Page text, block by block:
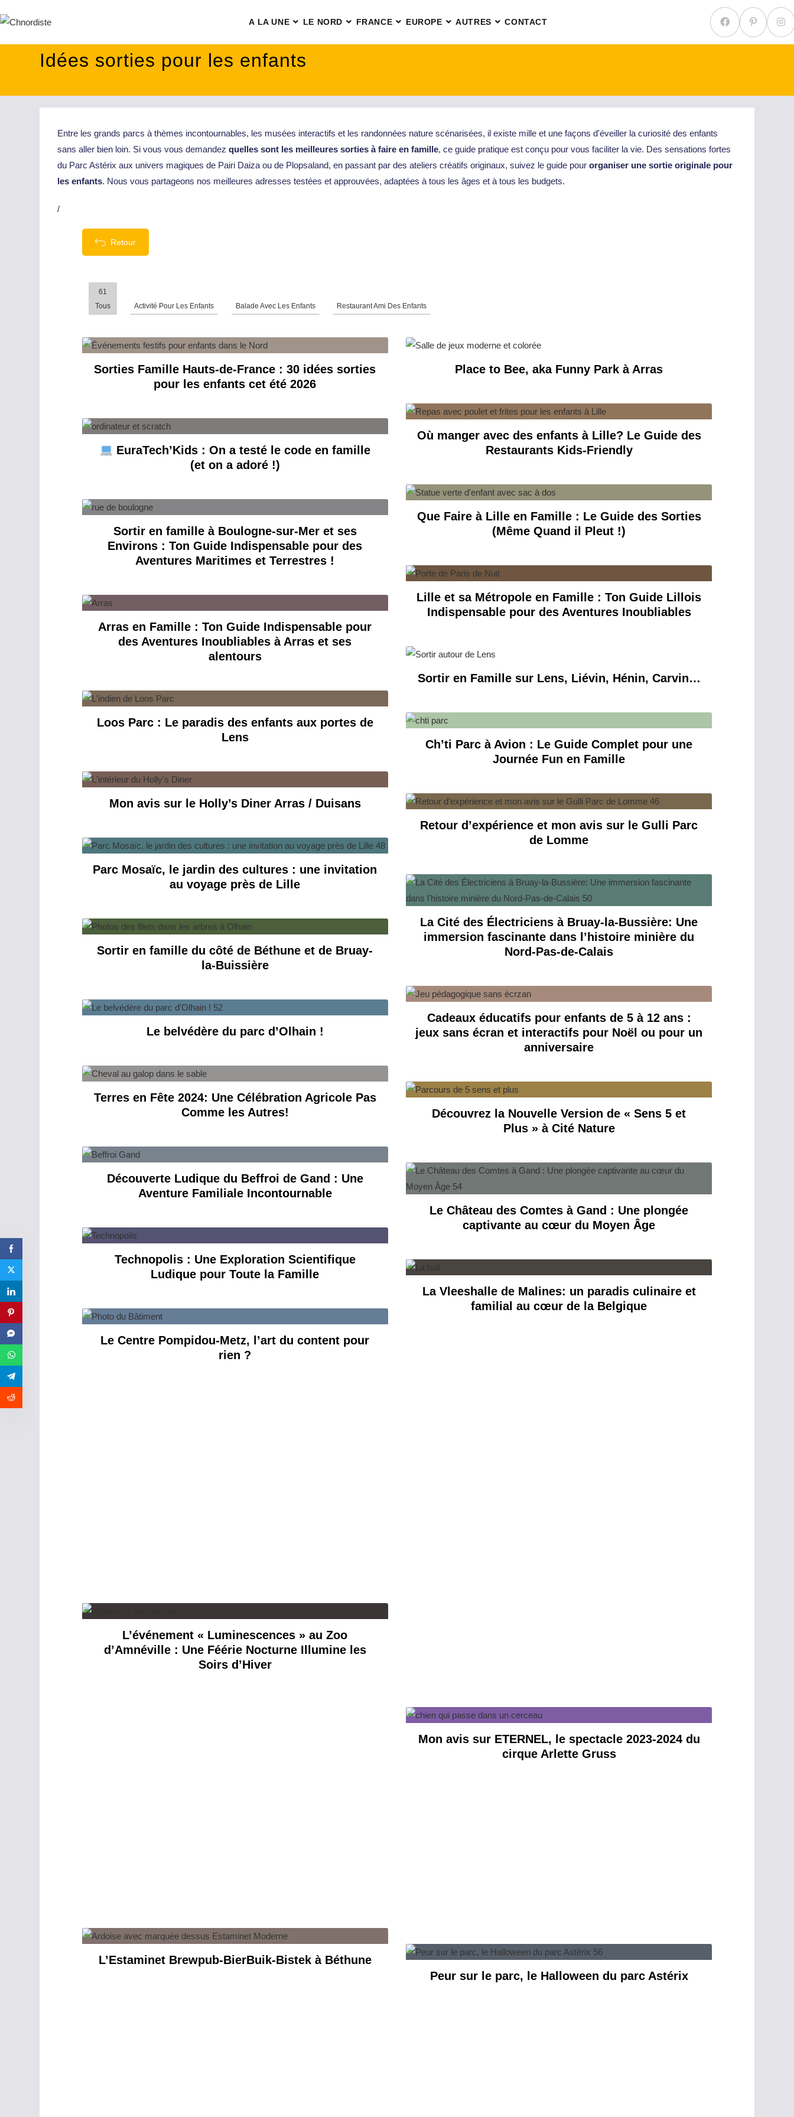
principal
A LA UNE LE NORD FRANCE EUROPE AUTRES CONTACT
Idées sorties pour les enfants
Entre les grands parcs à thèmes incontournables, les musées interactifs et les randonnées nature scénarisées, il existe mille et une façons d'éveiller la curiosité des enfants
sans aller bien loin. Si vous vous demandezquelles sont les meilleures sorties à faire en famille, ce guide pratique est conçu pour vous faciliter la vie. Des sensations fortes
du Parc Astérix aux univers magiques de Pairi Daiza ou de Plopsaland, en passant par des ateliers créatifs originaux, suivez le guide pourorganiser une sortie originale pour
les enfants. Nous vous partageons nos meilleures adresses testées et approuvées, adaptées à tous les âges et à tous les budgets.
/
Retour
61
Tous
Activité Pour Les Enfants Balade Avec Les Enfants Restaurant Ami Des Enfants
Sorties Famille Hauts-de-France : 30 idées sorties
pour les enfants cet été 2026
Place to Bee, aka Funny Park à Arras
Où manger avec des enfants à Lille? Le Guide des
Restaurants Kids-Friendly
EuraTech’Kids : On a testé le code en famille
(et on a adoré !)
Que Faire à Lille en Famille : Le Guide des Sorties
(Même Quand il Pleut !)
Sortir en famille à Boulogne-sur-Mer et ses
Environs : Ton Guide Indispensable pour des
Aventures Maritimes et Terrestres !
Lille et sa Métropole en Famille : Ton Guide Lillois
Indispensable pour des Aventures Inoubliables
Arras en Famille : Ton Guide Indispensable pour
des Aventures Inoubliables à Arras et ses
alentours
Sortir en Famille sur Lens, Liévin, Hénin, Carvin…
Loos Parc : Le paradis des enfants aux portes de
Lens
Ch’ti Parc à Avion : Le Guide Complet pour une
Journée Fun en Famille
Mon avis sur le Holly’s Diner Arras / Duisans
Retour d’expérience et mon avis sur le Gulli Parc
de Lomme
Parc Mosaïc, le jardin des cultures : une invitation
au voyage près de Lille
La Cité des Électriciens à Bruay-la-Bussière: Une
immersion fascinante dans l’histoire minière du
Nord-Pas-de-Calais
Sortir en famille du côté de Béthune et de Bruay-
la-Buissière
Cadeaux éducatifs pour enfants de 5 à 12 ans :
jeux sans écran et interactifs pour Noël ou pour un
anniversaire
Le belvédère du parc d’Olhain !
Terres en Fête 2024: Une Célébration Agricole Pas
Comme les Autres!
Découvrez la Nouvelle Version de « Sens 5 et
Plus » à Cité Nature
Découverte Ludique du Beffroi de Gand : Une
Aventure Familiale Incontournable
Le Château des Comtes à Gand : Une plongée
captivante au cœur du Moyen Âge
Technopolis : Une Exploration Scientifique
Ludique pour Toute la Famille
La Vleeshalle de Malines: un paradis culinaire et
familial au cœur de la Belgique
Le Centre Pompidou-Metz, l’art du content pour
rien ?
L’événement « Luminescences » au Zoo
d’Amnéville : Une Féérie Nocturne Illumine les
Soirs d’Hiver
Mon avis sur ETERNEL, le spectacle 2023-2024 du
cirque Arlette Gruss
L’Estaminet Brewpub-BierBuik-Bistek à Béthune
Peur sur le parc, le Halloween du parc Astérix